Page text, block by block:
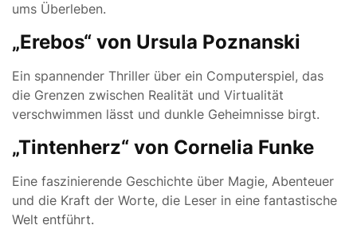
ums Überleben.
„Erebos“ von Ursula Poznanski
Ein spannender Thriller über ein Computerspiel, das
die Grenzen zwischen Realität und Virtualität
verschwimmen lässt und dunkle Geheimnisse birgt.
„Tintenherz“ von Cornelia Funke
Eine faszinierende Geschichte über Magie, Abenteuer
und die Kraft der Worte, die Leser in eine fantastische
Welt entführt.